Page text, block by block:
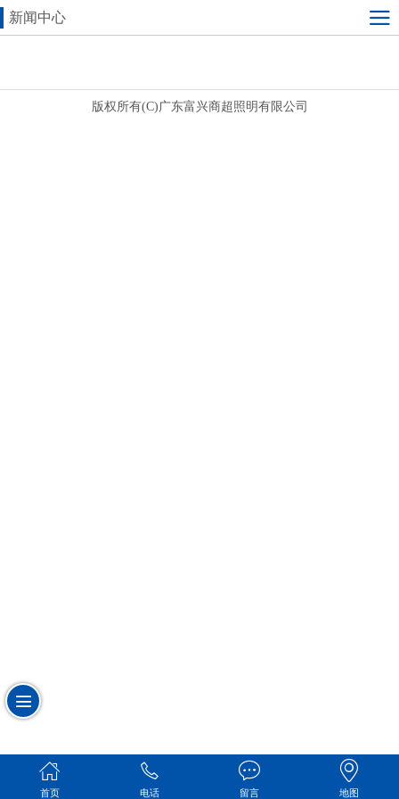
新闻中心
版权所有(C)广东富兴商超照明有限公司
首页 电话 留言 地图